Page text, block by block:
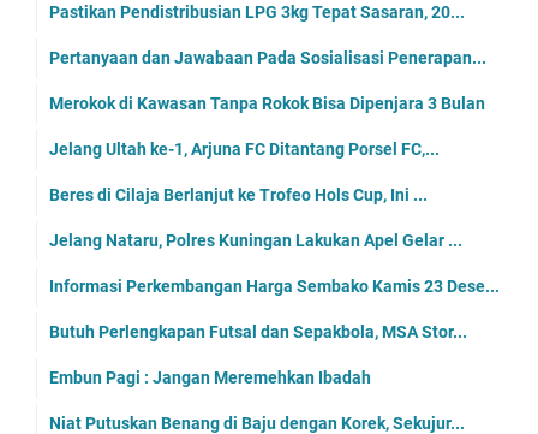
Pastikan Pendistribusian LPG 3kg Tepat Sasaran, 20...
Pertanyaan dan Jawabaan Pada Sosialisasi Penerapan...
Merokok di Kawasan Tanpa Rokok Bisa Dipenjara 3 Bulan
Jelang Ultah ke-1, Arjuna FC Ditantang Porsel FC,...
Beres di Cilaja Berlanjut ke Trofeo Hols Cup, Ini ...
Jelang Nataru, Polres Kuningan Lakukan Apel Gelar ...
Informasi Perkembangan Harga Sembako Kamis 23 Dese...
Butuh Perlengkapan Futsal dan Sepakbola, MSA Stor...
Embun Pagi : Jangan Meremehkan Ibadah
Niat Putuskan Benang di Baju dengan Korek, Sekujur...